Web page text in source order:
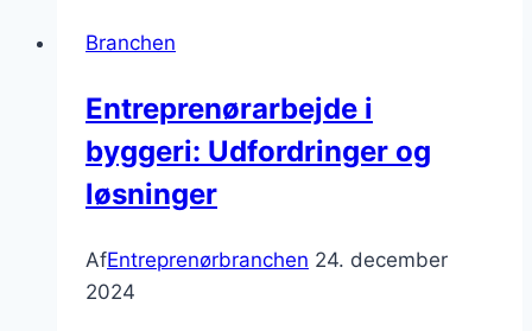
Branchen
Entreprenørarbejde i
byggeri: Udfordringer og
løsninger
AfEntreprenørbranchen 24. december
2024